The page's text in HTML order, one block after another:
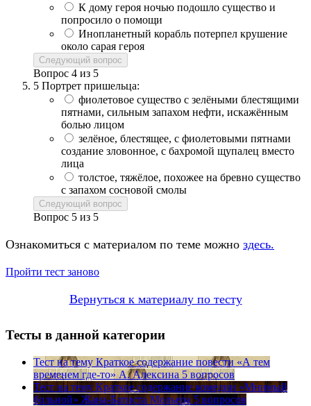
К дому героя ночью подошло существо и
попросило о помощи
Инопланетный корабль потерпел крушение
около сарая героя
Следующий вопрос
Вопрос 4 из 5
5 Портрет пришельца:
фиолетовое существо с зелёными блестящими
пятнами, сильным запахом нефти, искажённым
болью лицом
зелёное, блестящее, с фиолетовыми пятнами
создание зловонное, с бахромой щупалец вместо
лица
толстое, тяжёлое, похожее на бревно существо
с запахом сосновой смолы
Следующий вопрос
Вопрос 5 из 5
Ознакомиться с материалом по теме можно здесь.
Пройти тест заново
Вернуться к материалу по тесту
Тесты в данной категории
Тест на тему Краткое содержание повести «А тем
временем где-то» А. Алексина 5 вопросов
Тест на тему Краткое содержание комедии «Мнимый
больной» Жана-Батиста Мольера 5 вопросов